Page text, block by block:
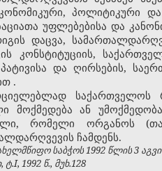
პოლიტიკური
უფლებებისა და
დაცვა,
კონსტიტუციის,
და ღირსების,
.
მოქმედება ან
რომელი ორგანოს
ჩამდენს.
საბჭოს 1992 წლის 3
1992 წ., მუხ.128